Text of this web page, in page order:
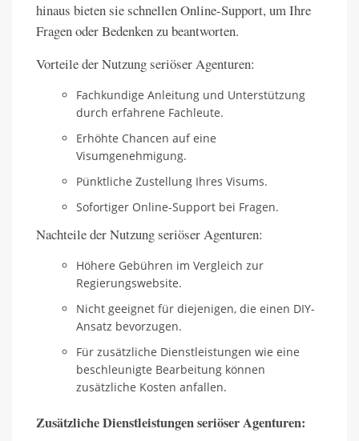
hinaus bieten sie schnellen Online-Support, um Ihre
Fragen oder Bedenken zu beantworten.
Vorteile der Nutzung seriöser Agenturen:
Fachkundige Anleitung und Unterstützung
durch erfahrene Fachleute.
Erhöhte Chancen auf eine
Visumgenehmigung.
Pünktliche Zustellung Ihres Visums.
Sofortiger Online-Support bei Fragen.
Nachteile der Nutzung seriöser Agenturen:
Höhere Gebühren im Vergleich zur
Regierungswebsite.
Nicht geeignet für diejenigen, die einen DIY-
Ansatz bevorzugen.
Für zusätzliche Dienstleistungen wie eine
beschleunigte Bearbeitung können
zusätzliche Kosten anfallen.
Zusätzliche Dienstleistungen seriöser Agenturen: